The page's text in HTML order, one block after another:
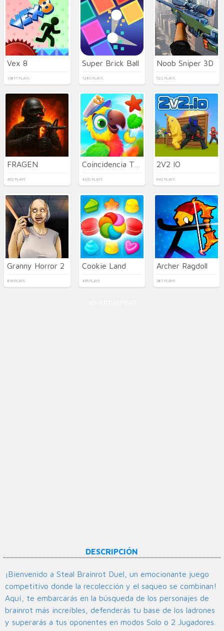
Vex 8
13817 PLAYS
Super Brick Ball
1280 PLAYS
Noob Sniper 3D
522 PLAYS
FRAGEN
462 PLAYS
Coincidencia Tropical
4332 PLAYS
2V2 IO
642 PLAYS
Granny Horror 2
816 PLAYS
Cookie Land
495 PLAYS
Archer Ragdoll
387 PLAYS
DESCRIPCIÓN
¡Bienvenido a Steal Brainrot Duel, un emocionante juego
competitivo donde la recolección y el saqueo se combinan!
Aquí, te embarcarás en la búsqueda de los personajes de
brainrot más increíbles, defenderás tu base de los ladrones
y superarás a tus oponentes en modos Solo o 2 Jugadores.